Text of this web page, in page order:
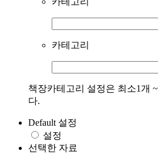
카테고리
책장카테고리 설정은 최소1개
다.
Default 설정
설정
선택한 자료